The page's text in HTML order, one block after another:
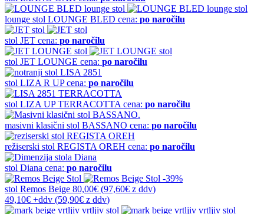
lounge stol LOUNGE BLED cena: po naročilu
stol JET cena: po naročilu
stol JET LOUNGE cena: po naročilu
stol LIZA R UP cena: po naročilu
stol LIZA UP TERRACOTTA cena: po naročilu
masivni klasični stol BASSANO cena: po naročilu
režiserski stol REGISTA OREH cena: po naročilu
stol Diana cena: po naročilu
-39%
stol Remos Beige 80,00€ (97,60€ z ddv)
49,10€ +ddv (59,90€ z ddv)